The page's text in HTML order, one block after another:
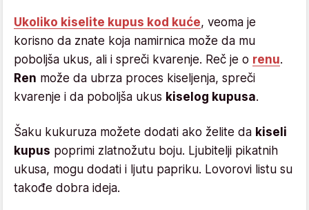
Ukoliko kiselite kupus kod kuće, veoma je
korisno da znate koja namirnica može da mu
poboljša ukus, ali i spreči kvarenje. Reč je o renu.
Ren može da ubrza proces kiseljenja, spreči
kvarenje i da poboljša ukus kiselog kupusa.
Šaku kukuruza možete dodati ako želite da kiseli
kupus poprimi zlatnožutu boju. Ljubitelji pikatnih
ukusa, mogu dodati i ljutu papriku. Lovorovi listu su
takođe dobra ideja.